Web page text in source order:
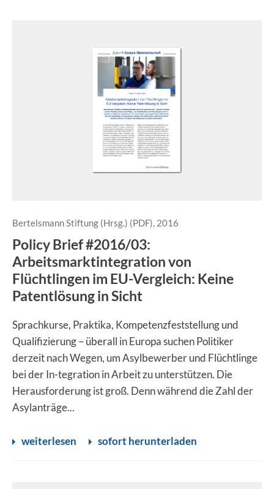
Bertelsmann Stiftung (Hrsg.) (PDF), 2016
Policy Brief #2016/03:
Arbeitsmarktintegration von
Flüchtlingen im EU-Vergleich: Keine
Patentlösung in Sicht
Sprachkurse, Praktika, Kompetenzfeststellung und
Qualifizierung – überall in Europa suchen Politiker
derzeit nach Wegen, um Asylbewerber und Flüchtlinge
bei der In-tegration in Arbeit zu unterstützen. Die
Herausforderung ist groß. Denn während die Zahl der
Asylanträge...
weiterlesen sofort herunterladen